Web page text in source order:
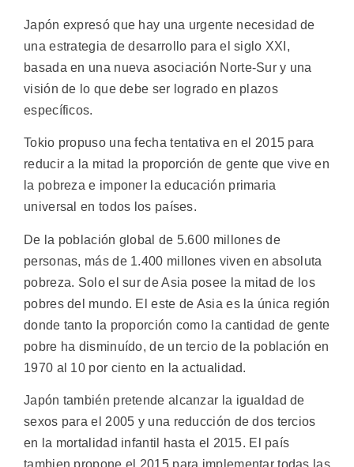
Japón expresó que hay una urgente necesidad de
una estrategia de desarrollo para el siglo XXI,
basada en una nueva asociación Norte-Sur y una
visión de lo que debe ser logrado en plazos
específicos.
Tokio propuso una fecha tentativa en el 2015 para
reducir a la mitad la proporción de gente que vive en
la pobreza e imponer la educación primaria
universal en todos los países.
De la población global de 5.600 millones de
personas, más de 1.400 millones viven en absoluta
pobreza. Solo el sur de Asia posee la mitad de los
pobres del mundo. El este de Asia es la única región
donde tanto la proporción como la cantidad de gente
pobre ha disminuído, de un tercio de la población en
1970 al 10 por ciento en la actualidad.
Japón también pretende alcanzar la igualdad de
sexos para el 2005 y una reducción de dos tercios
en la mortalidad infantil hasta el 2015. El país
tambien propone el 2015 para implementar todas las